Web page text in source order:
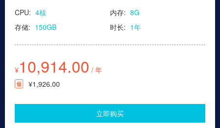
CPU: 4核 内存: 8G
存储: 150GB 时长: 1年
¥10,914.00 / 年
¥1,926.00
立即购买